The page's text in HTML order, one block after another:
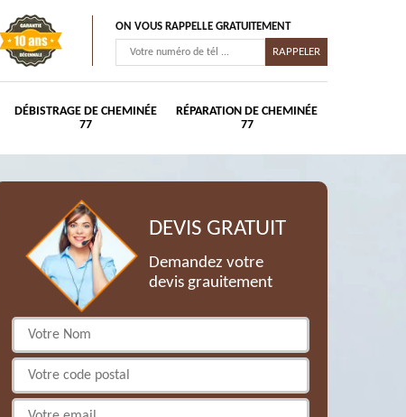
ON VOUS RAPPELLE GRATUITEMENT
DÉBISTRAGE DE CHEMINÉE
77
RÉPARATION DE CHEMINÉE
77
DEVIS GRATUIT
Demandez votre
devis grauitement